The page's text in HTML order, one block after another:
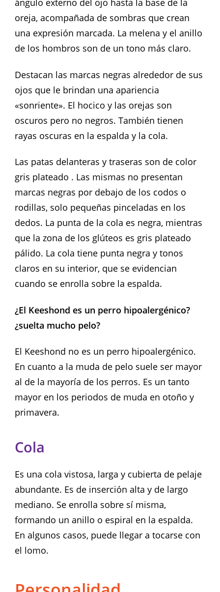
ángulo externo del ojo hasta la base de la
oreja, acompañada de sombras que crean
una expresión marcada. La melena y el anillo
de los hombros son de un tono más claro.
Destacan las marcas negras alrededor de sus
ojos que le brindan una apariencia
«sonriente». El hocico y las orejas son
oscuros pero no negros. También tienen
rayas oscuras en la espalda y la cola.
Las patas delanteras y traseras son de color
gris plateado . Las mismas no presentan
marcas negras por debajo de los codos o
rodillas, solo pequeñas pinceladas en los
dedos. La punta de la cola es negra, mientras
que la zona de los glúteos es gris plateado
pálido. La cola tiene punta negra y tonos
claros en su interior, que se evidencian
cuando se enrolla sobre la espalda.
¿El Keeshond es un perro hipoalergénico?
¿suelta mucho pelo?
El Keeshond no es un perro hipoalergénico.
En cuanto a la muda de pelo suele ser mayor
al de la mayoría de los perros. Es un tanto
mayor en los periodos de muda en otoño y
primavera.
Cola
Es una cola vistosa, larga y cubierta de pelaje
abundante. Es de inserción alta y de largo
mediano. Se enrolla sobre sí misma,
formando un anillo o espiral en la espalda.
En algunos casos, puede llegar a tocarse con
el lomo.